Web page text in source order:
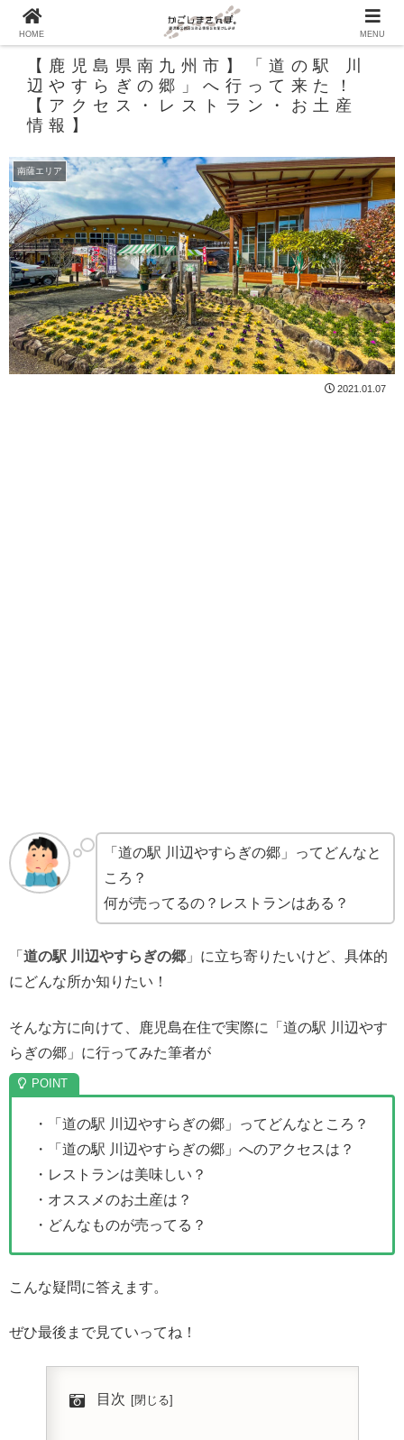
【鹿児島県南九州市】「道の駅 川
辺やすらぎの郷」へ行って来た！
【アクセス・レストラン・お土産
情報】
南薩エリア
2021.01.07
「道の駅 川辺やすらぎの郷」ってどんなと
ころ？
何が売ってるの？レストランはある？
「 道の駅 川辺やすらぎの郷 」に立ち寄りたいけど、具体的
にどんな所か知りたい！
そんな方に向けて、鹿児島在住で実際に「道の駅 川辺やす
らぎの郷」に行ってみた筆者が
・「道の駅 川辺やすらぎの郷」ってどんなところ？
・「道の駅 川辺やすらぎの郷」へのアクセスは？
・レストランは美味しい？
・オススメのお土産は？
・どんなものが売ってる？
こんな疑問に答えます。
ぜひ最後まで見ていってね！
目次
HOME MENU